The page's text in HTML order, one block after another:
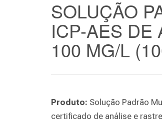
SOLUÇÃO
ICP-AES DE
100 MG/L
Produto: Solução Padrão
certificado de análise e